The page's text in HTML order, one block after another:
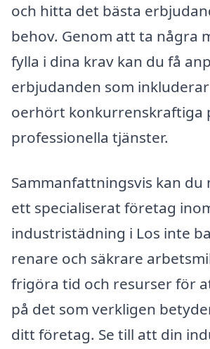
och hitta det bästa
behov. Genom att ta några
fylla i dina krav kan du få
erbjudanden som
oerhört konkurrenskraftiga
professionella tjänster.
Sammanfattningsvis kan du
ett specialiserat företag
industristädning i Los inte
renare och säkrare
frigöra tid och resurser för
på det som verkligen
ditt företag. Se till att din